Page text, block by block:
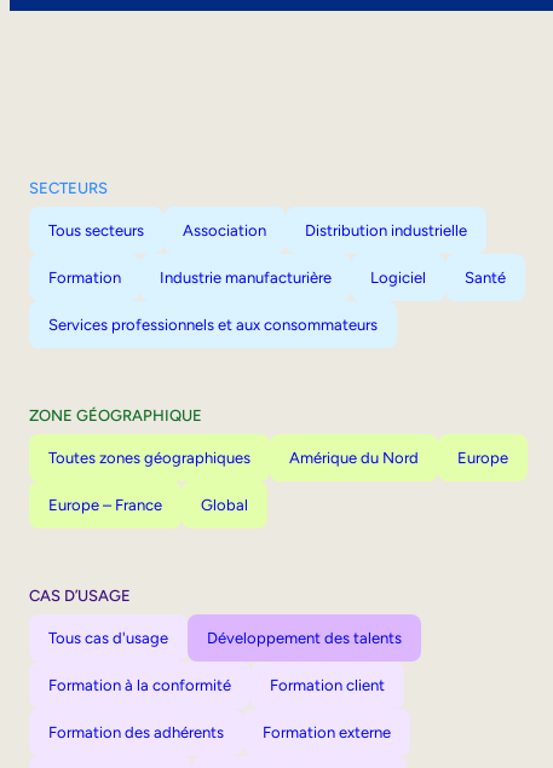
SECTEURS
Tous secteurs Association Distribution industrielle
Formation Industrie manufacturière Logiciel Santé
Services professionnels et aux consommateurs
ZONE GÉOGRAPHIQUE
Toutes zones géographiques Amérique du Nord Europe
Europe – France Global
CAS D’USAGE
Tous cas d'usage Développement des talents
Formation à la conformité Formation client
Formation des adhérents Formation externe